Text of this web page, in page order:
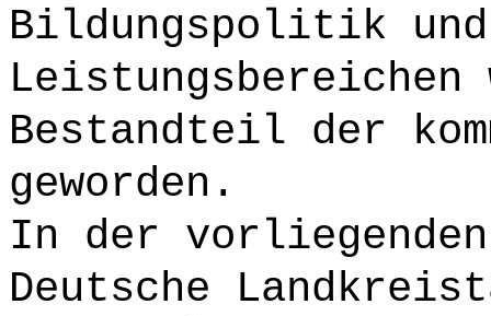
Bildungspolitik
Bestandteil der
geworden.
In der
Deutsche